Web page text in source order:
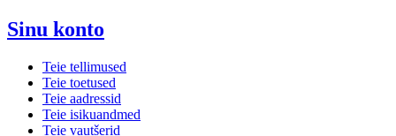
Sinu konto
Teie tellimused
Teie toetused
Teie aadressid
Teie isikuandmed
Teie vautšerid